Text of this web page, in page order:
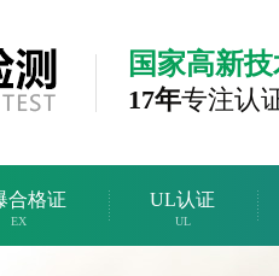
国家高新
17年专注认
合格证
EX
UL认证
UL